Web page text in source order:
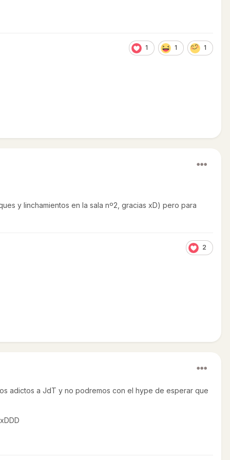
1 1 1
y linchamientos en la sala nº2, gracias xD) pero para
2
adictos a JdT y no podremos con el hype de esperar que